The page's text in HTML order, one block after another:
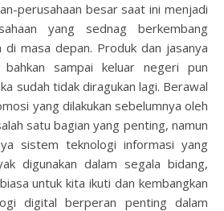
yang sednag berkembang
di masa depan. Produk dan jasanya
sampai keluar negeri pun
sudah tidak diragukan lagi. Berawal
yang dilakukan sebelumnya oleh
satu bagian yang penting, namun
sistem teknologi informasi yang
digunakan dalam segala bidang,
untuk kita ikuti dan kembangkan
digital berperan penting dalam